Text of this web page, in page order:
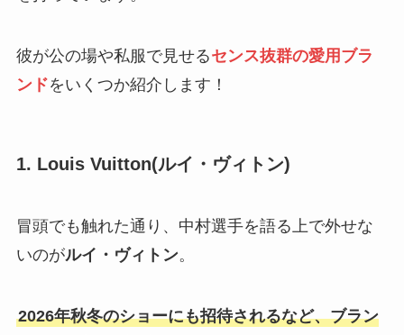
彼が公の場や私服で見せるセンス抜群の愛用ブラ
ンドをいくつか紹介します！
1. Louis Vuitton(ルイ・ヴィトン)
冒頭でも触れた通り、中村選手を語る上で外せな
いのがルイ・ヴィトン。
2026年秋冬のショーにも招待されるなど、ブラン